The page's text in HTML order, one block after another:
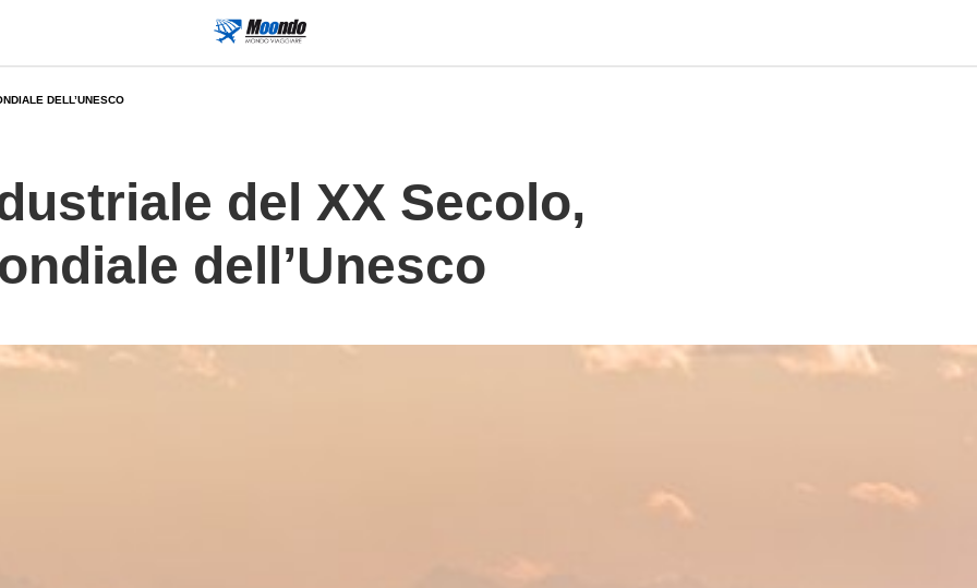
DELL’UNESCO
del XX Secolo,
dell’Unesco